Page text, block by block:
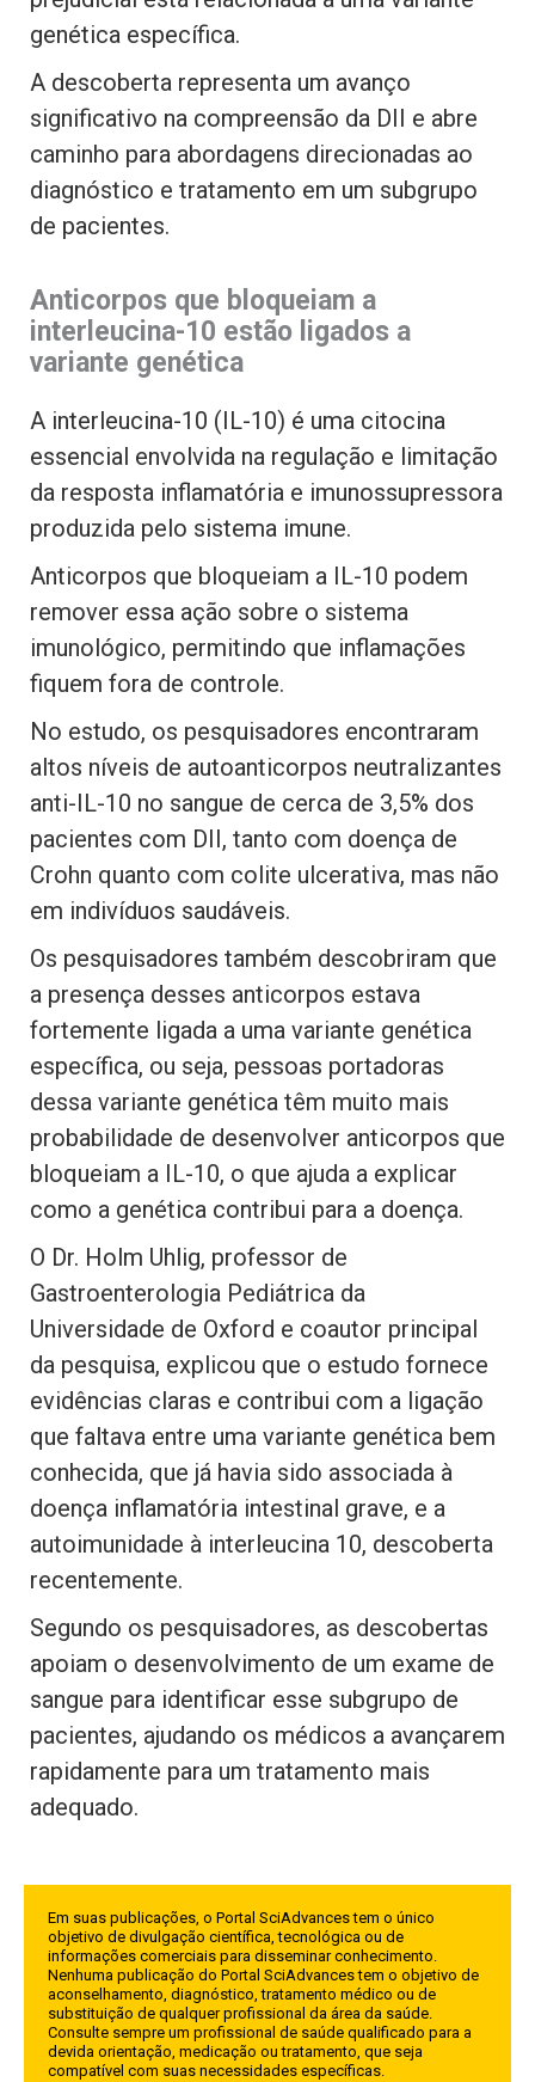
genética específica.
A descoberta representa um avanço
significativo na compreensão da DII e abre
caminho para abordagens direcionadas ao
diagnóstico e tratamento em um subgrupo
de pacientes.
Anticorpos que bloqueiam a
interleucina-10 estão ligados a
variante genética
A interleucina-10 (IL-10) é uma citocina
essencial envolvida na regulação e limitação
da resposta inflamatória e imunossupressora
produzida pelo sistema imune.
Anticorpos que bloqueiam a IL-10 podem
remover essa ação sobre o sistema
imunológico, permitindo que inflamações
fiquem fora de controle.
No estudo, os pesquisadores encontraram
altos níveis de autoanticorpos neutralizantes
anti-IL-10 no sangue de cerca de 3,5% dos
pacientes com DII, tanto com doença de
Crohn quanto com colite ulcerativa, mas não
em indivíduos saudáveis.
Os pesquisadores também descobriram que
a presença desses anticorpos estava
fortemente ligada a uma variante genética
específica, ou seja, pessoas portadoras
dessa variante genética têm muito mais
probabilidade de desenvolver anticorpos que
bloqueiam a IL-10, o que ajuda a explicar
como a genética contribui para a doença.
O Dr. Holm Uhlig, professor de
Gastroenterologia Pediátrica da
Universidade de Oxford e coautor principal
da pesquisa, explicou que o estudo fornece
evidências claras e contribui com a ligação
que faltava entre uma variante genética bem
conhecida, que já havia sido associada à
doença inflamatória intestinal grave, e a
autoimunidade à interleucina 10, descoberta
recentemente.
Segundo os pesquisadores, as descobertas
apoiam o desenvolvimento de um exame de
sangue para identificar esse subgrupo de
pacientes, ajudando os médicos a avançarem
rapidamente para um tratamento mais
adequado.
Em suas publicações, o Portal SciAdvances tem o único
objetivo de divulgação científica, tecnológica ou de
informações comerciais para disseminar conhecimento.
Nenhuma publicação do Portal SciAdvances tem o objetivo de
aconselhamento, diagnóstico, tratamento médico ou de
substituição de qualquer profissional da área da saúde.
Consulte sempre um profissional de saúde qualificado para a
devida orientação, medicação ou tratamento, que seja
compatível com suas necessidades específicas.